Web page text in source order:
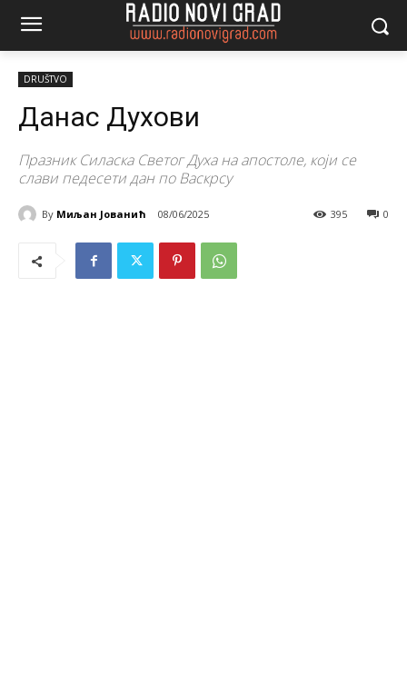
DRUŠTVO
Данас Духови
Празник Силаска Светог Духа на апостоле, који се
слави педесети дан по Васкрсу
By Миљан Јованић 08/06/2025 0
395